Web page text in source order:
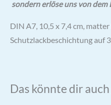
sondern erlöse uns von dem
DIN A7, 10,5 x 7,4 cm,
Schutzlackbeschichtung auf
Das könnte dir